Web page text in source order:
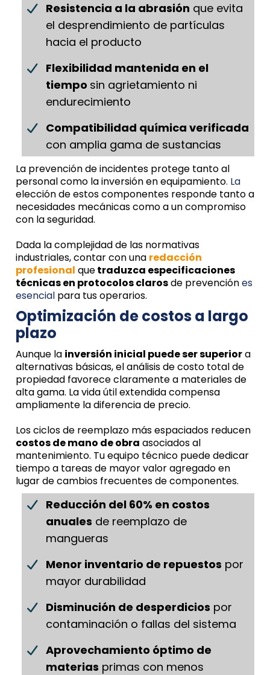
Resistencia a la abrasión que evita
el desprendimiento de partículas
hacia el producto
Flexibilidad mantenida en el
tiempo sin agrietamiento ni
endurecimiento
Compatibilidad química verificada
con amplia gama de sustancias
La prevención de incidentes protege tanto al
personal como la inversión en equipamiento. La
elección de estos componentes responde tanto a
necesidades mecánicas como a un compromiso
con la seguridad.
Dada la complejidad de las normativas
industriales, contar con una redacción
profesional quetraduzca especificaciones
técnicas en protocolos clarosde prevenciónes
esencial para tus operarios.
Optimización de costos a largo
plazo
Aunque la inversión inicial puede ser superiora
alternativas básicas, el análisis de costo total de
propiedad favorece claramente a materiales de
alta gama. La vida útil extendida compensa
ampliamente la diferencia de precio.
Los ciclos de reemplazo más espaciados reducen
costos de mano de obra asociados al
mantenimiento. Tu equipo técnico puede dedicar
tiempo a tareas de mayor valor agregado en
lugar de cambios frecuentes de componentes.
Reducción del 60% en costos
anuales de reemplazo de
mangueras
Menor inventario de repuestos por
mayor durabilidad
Disminución de desperdicios por
contaminación o fallas del sistema
Aprovechamiento óptimo de
materias primas con menos